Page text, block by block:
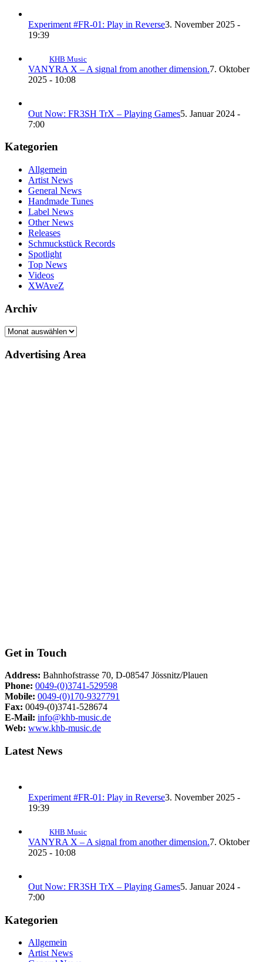
Experiment #FR-01: Play in Reverse3. November 2025 -
19:39
KHB Music
VANYRA X – A signal from another dimension.7. Oktober
2025 - 10:08
Out Now: FR3SH TrX – Playing Games5. Januar 2024 -
7:00
Kategorien
Allgemein
Artist News
General News
Handmade Tunes
Label News
Other News
Releases
Schmuckstück Records
Spotlight
Top News
Videos
XWAveZ
Archiv
Archiv
Advertising Area
Get in Touch
Address: Bahnhofstrasse 70, D-08547 Jössnitz/Plauen
Phone: 0049-(0)3741-529598
Mobile: 0049-(0)170-9327791
Fax: 0049-(0)3741-528674
E-Mail: info@khb-music.de
Web: www.khb-music.de
Latest News
Experiment #FR-01: Play in Reverse3. November 2025 -
19:39
KHB Music
VANYRA X – A signal from another dimension.7. Oktober
2025 - 10:08
Out Now: FR3SH TrX – Playing Games5. Januar 2024 -
7:00
Kategorien
Allgemein
Artist News